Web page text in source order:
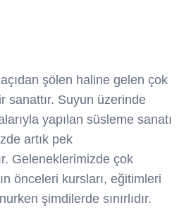
şölen haline gelen çok
sanattır. Suyun üzerinde
yapılan süsleme sanatı
artık pek
Geleneklerimizde çok
önceleri kursları, eğitimleri
şimdilerde sınırlıdır.